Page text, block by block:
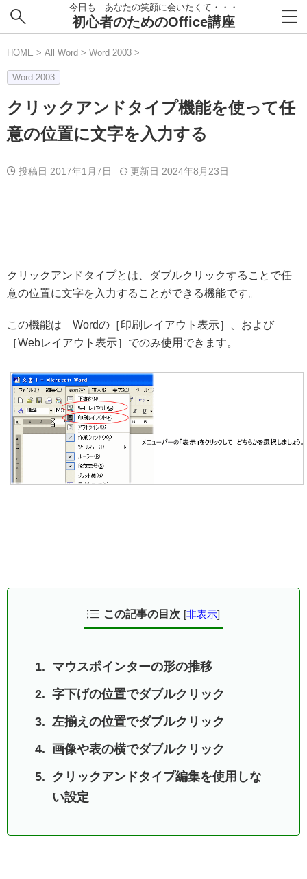
今日も あなたの笑顔に会いたくて・・・
初心者のためのOffice講座
HOME > All Word > Word 2003 >
Word 2003
クリックアンドタイプ機能を使って任
意の位置に文字を入力する
投稿日 2017年1月7日 更新日 2024年8月23日
クリックアンドタイプとは、ダブルクリックすることで任
意の位置に文字を入力することができる機能です。
この機能は Wordの［印刷レイアウト表示］、および
［Webレイアウト表示］でのみ使用できます。
この記事の目次 [非表示]
マウスポインターの形の推移
字下げの位置でダブルクリック
左揃えの位置でダブルクリック
画像や表の横でダブルクリック
クリックアンドタイプ編集を使用しな
い設定